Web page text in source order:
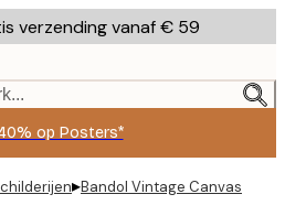
verzending vanaf € 59
op Posters*
▸Bandol Vintage Canvas